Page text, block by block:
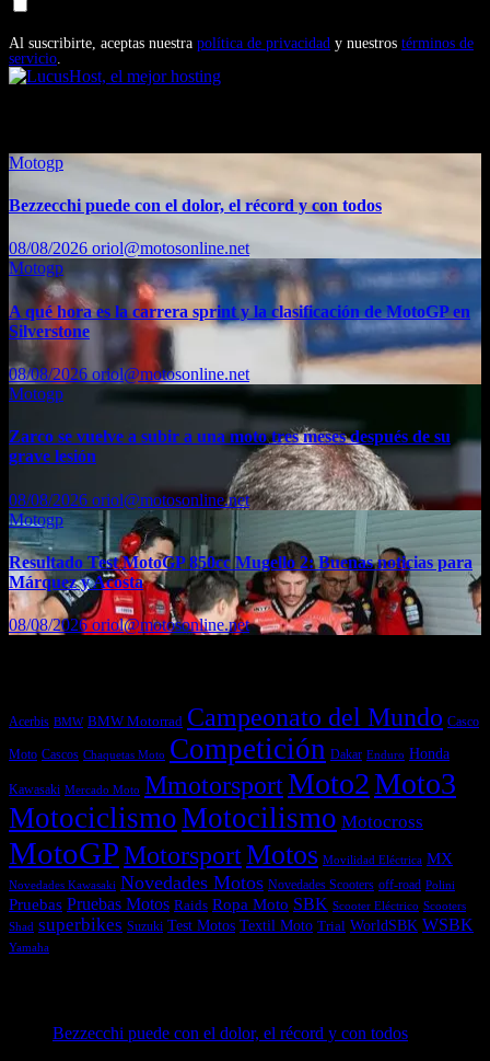
Al suscribirte, aceptas nuestra política de privacidad y nuestros términos de
servicio.
Motogp
Bezzecchi puede con el dolor, el récord y con todos
08/08/2026 oriol@motosonline.net
Motogp
A qué hora es la carrera sprint y la clasificación de MotoGP en
Silverstone
08/08/2026 oriol@motosonline.net
Motogp
Zarco se vuelve a subir a una moto tres meses después de su
grave lesión
08/08/2026 oriol@motosonline.net
Motogp
Resultado Test MotoGP 850cc Mugello 2: Buenas noticias para
Márquez y Acosta
08/08/2026oriol@motosonline.net
Acerbis BMW BMW Motorrad Campeonato del Mundo Casco
Moto Cascos Chaquetas Moto Competición Dakar Enduro Honda
Kawasaki Mercado Moto MmotorsportMoto2Moto3
MotociclismoMotocilismo Motocross
MotoGPMotorsportMotos Movilidad Eléctrica MX
Novedades Kawasaki Novedades Motos Novedades Scooters off-road Polini
Pruebas Pruebas Motos Raids Ropa Moto SBK Scooter Eléctrico Scooters
Shad superbikes Suzuki Test Motos Textil Moto Trial WorldSBK WSBK
Yamaha
Bezzecchi puede con el dolor, el récord y con todos